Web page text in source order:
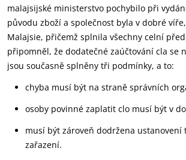
malajsijské ministerstvo pochybilo při
původu zboží a společnost byla v dobré
Malajsie, přičemž splnila všechny celní
připomněl, že dodatečné zaúčtování cla se
jsou současně splněny tři podmínky, a to:
chyba musí být na straně správních
osoby povinné zaplatit clo musí být v
musí být zároveň dodržena ustanovení
zařazení.